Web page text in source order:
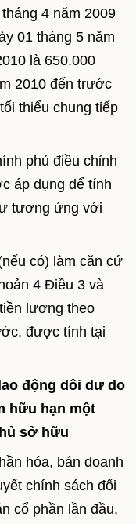
4 năm 2009
01 tháng 5 năm
là 650.000
2010 đến trước
thiểu chung tiếp
phủ điều chỉnh
áp dụng để tính
tương ứng với
có) làm căn cứ
4 Điều 3 và
lương theo
được tính tại
động dôi dư do
hữu hạn một
sở hữu
hóa, bán doanh
chính sách đối
cổ phần lần đầu,